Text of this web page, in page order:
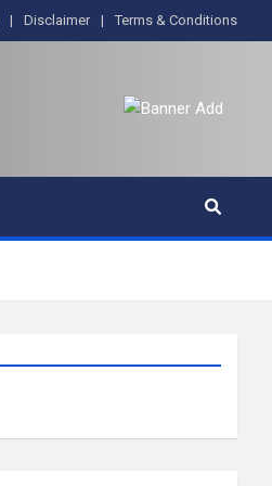
Disclaimer Terms & Conditions